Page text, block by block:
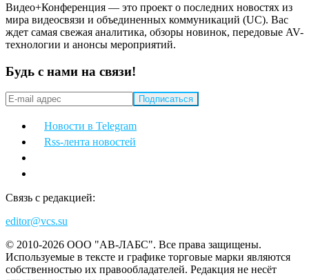
Видео+Конференция — это проект о последних новостях из
мира видеосвязи и объединенных коммуникаций (UC). Вас
ждет самая свежая аналитика, обзоры новинок, передовые AV-
технологии и анонсы мероприятий.
Будь с нами на связи!
Новости в Telegram
Rss-лента новостей
Связь с редакцией:
editor@vcs.su
© 2010-2026 ООО "АВ-ЛАБС". Все права защищены.
Используемые в тексте и графике торговые марки являются
собственностью их правообладателей. Редакция не несёт